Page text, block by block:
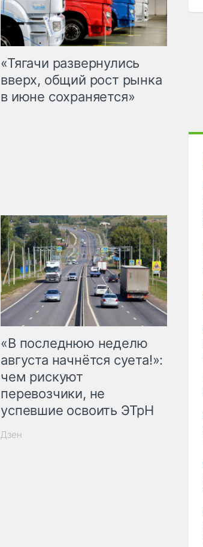
«Тягачи развернулись
вверх, общий рост рынка
в июне сохраняется»
«В последнюю неделю
августа начнётся суета!»:
чем рискуют
перевозчики, не
успевшие освоить ЭТрН
Дзен